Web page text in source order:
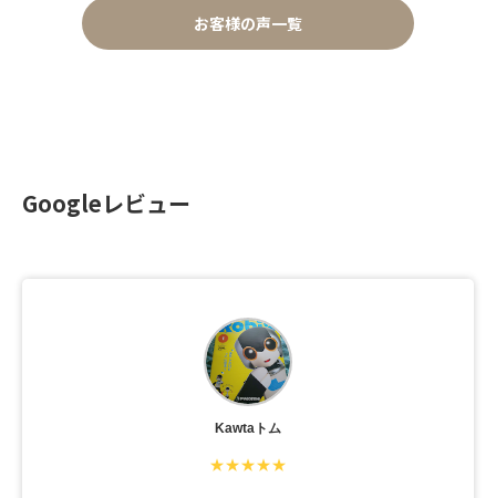
お客様の声一覧
Googleレビュー
Kawtaトム
★★★★★